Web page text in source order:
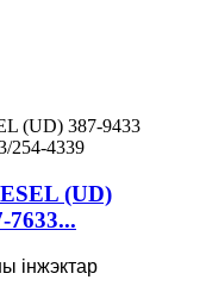
(UD)
7633...
інжэктар